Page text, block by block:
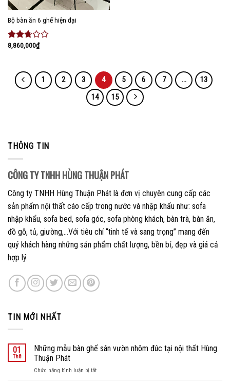
Bộ bàn ăn 6 ghế hiện đại
Được
2.51
5 sao
8,860,000₫
1 2 3 4 5 6 7 …
13
14
15
THÔNG TIN
CÔNG TY TNHH HÙNG THUẬN PHÁT
Công ty TNHH Hùng Thuận Phát là đơn vị chuyên cung cấp các
sản phẩm nội thất cáo cấp trong nước và nhập khẩu như: sofa
nhập khẩu, sofa bed, sofa góc, sofa phòng khách, bàn trà, bàn ăn,
đồ gỗ, tủ, giường,…Với tiêu chí “tinh tế và sang trọng” mang đến
quý khách hàng những sản phẩm chất lượng, bền bỉ, đẹp và giá cả
hợp lý.
TIN MỚI NHẤT
01
Th8
Những mẫu bàn ghế sân vườn nhôm đúc tại nội thất Hùng
Thuận Phát
Chức năng bình luận bị tắtở